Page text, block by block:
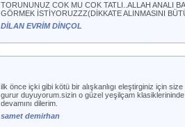
TORUNUNUZ COK MU COK TATLI..ALLAH ANALI
GÖRMEK İSTİYORUZZZ(DİKKATE ALINMASINI
DİLAN EVRİM DİNÇOL
ilk önce içki gibi kötü bir alışkanlıgı eleştirginiz için
gurur duyuyorum.sizin o güzel yeşilçam klasiklerininde
devamını dilerim.
samet demirhan